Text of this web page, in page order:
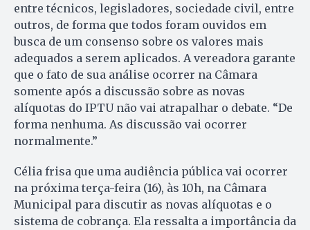
entre técnicos, legisladores, sociedade civil, entre
outros, de forma que todos foram ouvidos em
busca de um consenso sobre os valores mais
adequados a serem aplicados. A vereadora garante
que o fato de sua análise ocorrer na Câmara
somente após a discussão sobre as novas
alíquotas do IPTU não vai atrapalhar o debate. “De
forma nenhuma. As discussão vai ocorrer
normalmente.”
Célia frisa que uma audiência pública vai ocorrer
na próxima terça-feira (16), às 10h, na Câmara
Municipal para discutir as novas alíquotas e o
sistema de cobrança. Ela ressalta a importância da